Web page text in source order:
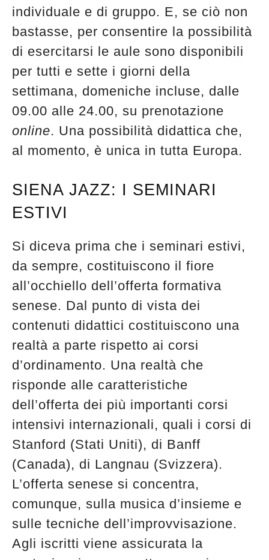
individuale e di gruppo. E, se ciò non
bastasse, per consentire la possibilità
di esercitarsi le aule sono disponibili
per tutti e sette i giorni della
settimana, domeniche incluse, dalle
09.00 alle 24.00, su prenotazione
online. Una possibilità didattica che,
al momento, è unica in tutta Europa.
SIENA JAZZ: I SEMINARI
ESTIVI
Si diceva prima che i seminari estivi,
da sempre, costituiscono il fiore
all’occhiello dell’offerta formativa
senese. Dal punto di vista dei
contenuti didattici costituiscono una
realtà a parte rispetto ai corsi
d’ordinamento. Una realtà che
risponde alle caratteristiche
dell’offerta dei più importanti corsi
intensivi internazionali, quali i corsi di
Stanford (Stati Uniti), di Banff
(Canada), di Langnau (Svizzera).
L’offerta senese si concentra,
comunque, sulla musica d’insieme e
sulle tecniche dell’improvvisazione.
Agli iscritti viene assicurata la